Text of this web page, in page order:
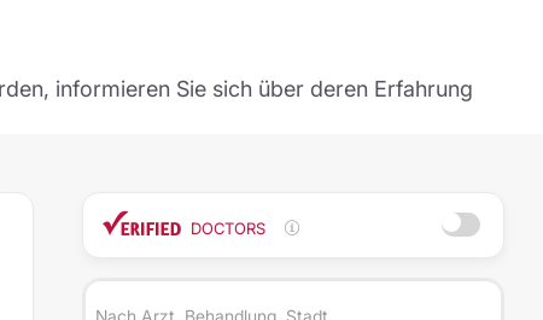
informieren Sie sich über deren Erfahrung
DOCTORS